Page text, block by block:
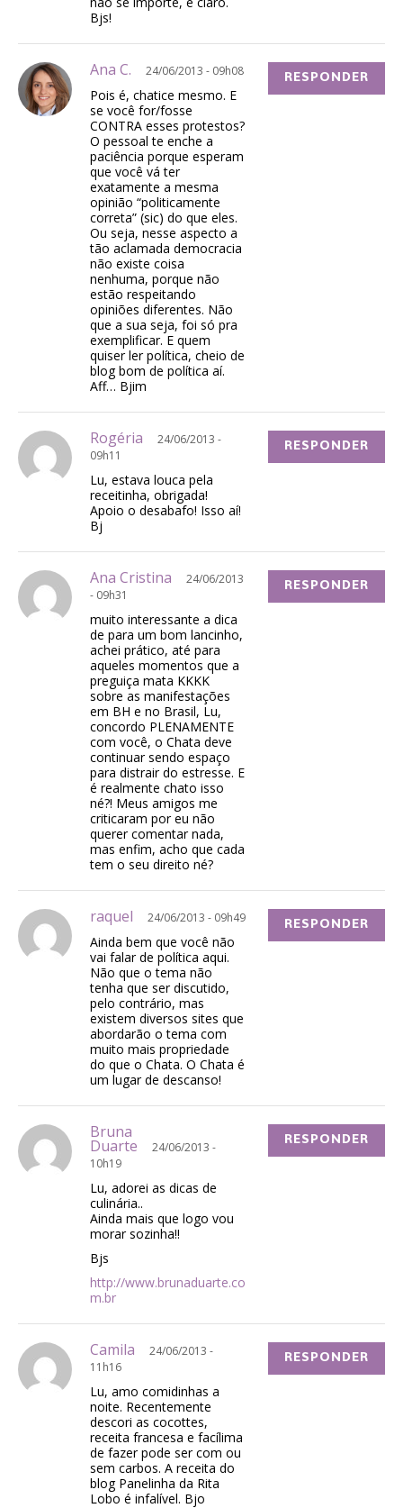
Bjs!
Ana C. 24/06/2013 - 09h08
Pois é, chatice mesmo. E
se você for/fosse
CONTRA esses protestos?
O pessoal te enche a
paciência porque esperam
que você vá ter
exatamente a mesma
opinião “politicamente
correta” (sic) do que eles.
Ou seja, nesse aspecto a
tão aclamada democracia
não existe coisa
nenhuma, porque não
estão respeitando
opiniões diferentes. Não
que a sua seja, foi só pra
exemplificar. E quem
quiser ler política, cheio de
blog bom de política aí.
Aff… Bjim
RESPONDER
Rogéria
24/06/2013 -
09h11
Lu, estava louca pela
receitinha, obrigada!
Apoio o desabafo! Isso aí!
Bj
RESPONDER
Ana Cristina
24/06/2013
- 09h31
muito interessante a dica
de para um bom lancinho,
achei prático, até para
aqueles momentos que a
preguiça mata KKKK
sobre as manifestações
em BH e no Brasil, Lu,
concordo PLENAMENTE
com você, o Chata deve
continuar sendo espaço
para distrair do estresse. E
é realmente chato isso
né?! Meus amigos me
criticaram por eu não
querer comentar nada,
mas enfim, acho que cada
tem o seu direito né?
RESPONDER
raquel 24/06/2013 - 09h49
Ainda bem que você não
vai falar de política aqui.
Não que o tema não
tenha que ser discutido,
pelo contrário, mas
existem diversos sites que
abordarão o tema com
muito mais propriedade
do que o Chata. O Chata é
um lugar de descanso!
RESPONDER
Bruna
Duarte
24/06/2013 -
10h19
Lu, adorei as dicas de
culinária..
Ainda mais que logo vou
morar sozinha!!
Bjs
http://www.brunaduarte.co
m.br
RESPONDER
Camila
24/06/2013 -
11h16
Lu, amo comidinhas a
noite. Recentemente
descori as cocottes,
receita francesa e facílima
de fazer pode ser com ou
sem carbos. A receita do
blog Panelinha da Rita
Lobo é infalível. Bjo
RESPONDER